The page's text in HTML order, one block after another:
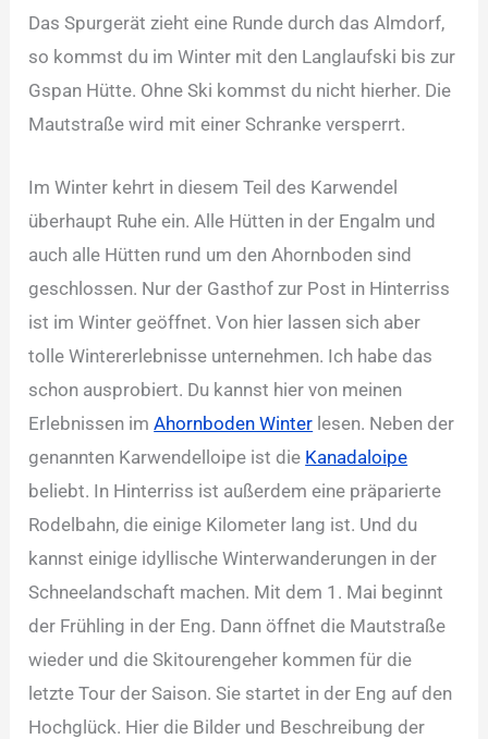
Das Spurgerät zieht eine Runde durch das Almdorf,
so kommst du im Winter mit den Langlaufski bis zur
Gspan Hütte. Ohne Ski kommst du nicht hierher. Die
Mautstraße wird mit einer Schranke versperrt.
Im Winter kehrt in diesem Teil des Karwendel
überhaupt Ruhe ein. Alle Hütten in der Engalm und
auch alle Hütten rund um den Ahornboden sind
geschlossen. Nur der Gasthof zur Post in Hinterriss
ist im Winter geöffnet. Von hier lassen sich aber
tolle Wintererlebnisse unternehmen. Ich habe das
schon ausprobiert. Du kannst hier von meinen
Erlebnissen imAhornboden Winter lesen. Neben der
genannten Karwendelloipe ist die Kanadaloipe
beliebt. In Hinterriss ist außerdem eine präparierte
Rodelbahn, die einige Kilometer lang ist. Und du
kannst einige idyllische Winterwanderungen in der
Schneelandschaft machen. Mit dem 1. Mai beginnt
der Frühling in der Eng. Dann öffnet die Mautstraße
wieder und die Skitourengeher kommen für die
letzte Tour der Saison. Sie startet in der Eng auf den
Hochglück. Hier die Bilder und Beschreibung der